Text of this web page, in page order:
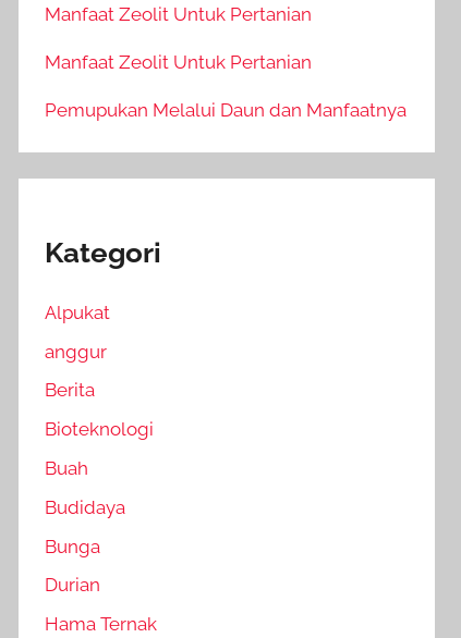
Manfaat Zeolit Untuk Pertanian
Manfaat Zeolit Untuk Pertanian
Pemupukan Melalui Daun dan Manfaatnya
Kategori
Alpukat
anggur
Berita
Bioteknologi
Buah
Budidaya
Bunga
Durian
Hama Ternak